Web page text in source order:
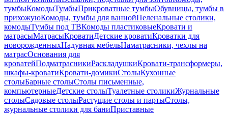
тумбыКомодыТумбыПрикроватные тумбыОбувницы, тумбы в
прихожуюКомоды, тумбы для ваннойПеленальные столики,
комодыТумбы под ТВКомоды пластиковыеКровати и
матрасыМатрасыКроватиДетские кроватиКроватки для
новорожденныхНадувная мебельНаматрасники, чехлы на
матрасОснования для
кроватейПодматрасникиРаскладушкиКровати-трансформеры,
шкафы-кроватиКровати-домикиСтолыКухонные
столыБарные столыСтолы письменные,
компьютерныеДетские столыТуалетные столикиЖурнальные
столыСадовые столыРастущие столы и партыСтолы,
журнальные столики для баниПриставные